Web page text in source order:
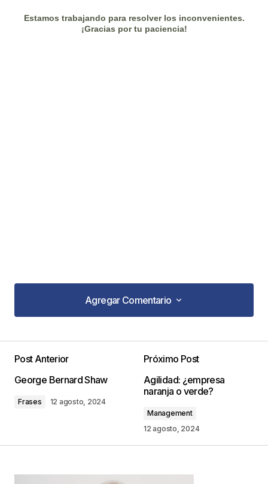
Agregar Comentario
Agregar Comentario
publicada. Los campos obligatorios están
Post Anterior
George Bernard Shaw
Frases 12 agosto, 2024
Próximo Post
Agilidad: ¿empresa
naranja o verde?
Management
12 agosto, 2024